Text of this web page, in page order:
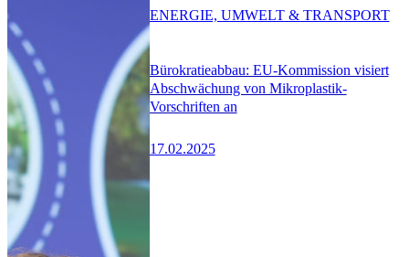
Bürokratieabbau: EU-Kommission visiert
Abschwächung von Mikroplastik-
Vorschriften an
17.02.2025
ENERGIE, UMWELT & TRANSPORT